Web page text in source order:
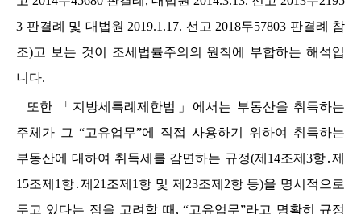
3 판결례 및 대법원 2019.1.17. 선고 2018두57803 판결례 참
조)고 보는 것이 조세법률주의의 원칙에 부합하는 해석입
니다.
또한 「 지방세특례제한법 」 에서는 부동산을 취득하는
주체가 그 “고유업무”에 직접 사용하기 위하여 취득하는
부동산에 대하여 취득세를 감면하는 규정(제 14조제 3항․제
15조제 1 항․제 21 조제 1 항 및 제 23조제 2항 등)을 명시적으로
두고 있다는 점을 고려할 때 , “고유업무”라고 명확히 규정